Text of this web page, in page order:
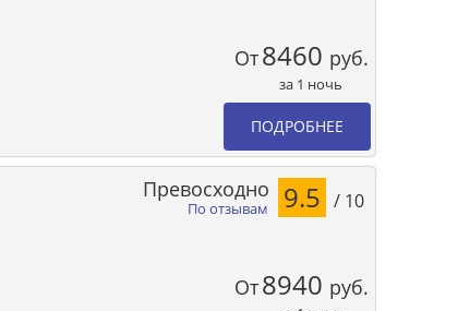
От8460 руб.
за 1 ночь
ПОДРОБНЕЕ
По отзывам
Превосходно 9.5 / 10
От8940 руб.